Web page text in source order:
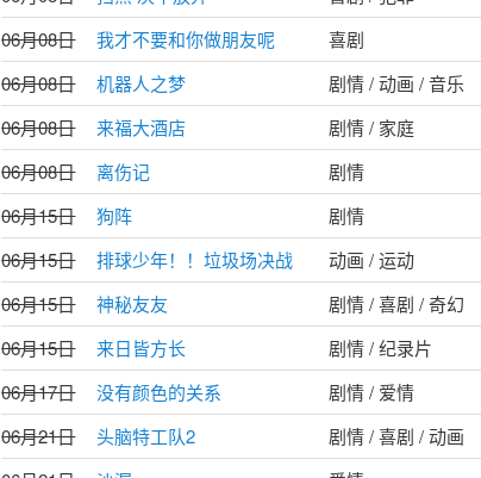
06月08日
我才不要和你做朋友呢 喜剧
06月08日
机器人之梦 剧情 / 动画 / 音乐
06月08日
来福大酒店 剧情 / 家庭
06月08日
离伤记 剧情
06月15日
狗阵 剧情
06月15日
排球少年！！垃圾场决战 动画 / 运动
06月15日
神秘友友 剧情 / 喜剧 / 奇幻
06月15日
来日皆方长 剧情 / 纪录片
06月17日
没有颜色的关系 剧情 / 爱情
06月21日
头脑特工队2 剧情 / 喜剧 / 动画